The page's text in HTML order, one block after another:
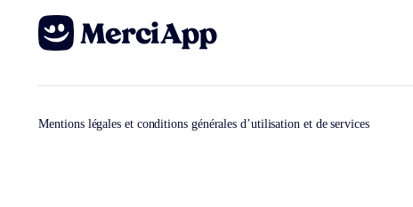
Mentions légales et conditions générales d’utilisation et de services